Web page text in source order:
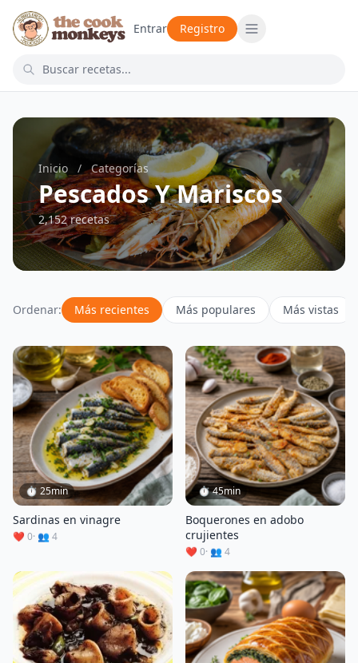
Entrar Registro
Inicio / Categorías
Pescados Y Mariscos
2,152 recetas
Ordenar: Más recientes Más populares Más vistas
⏱ 25min
Sardinas en vinagre
❤️ 0· 👥 4
⏱ 45min
Boquerones en adobo
crujientes
❤️ 0· 👥 4